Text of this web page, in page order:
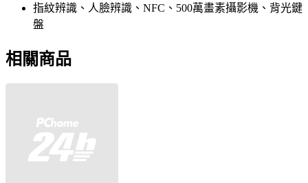
指紋辨識、人臉辨識、NFC、500萬畫素攝影機、背光鍵
盤
相關商品